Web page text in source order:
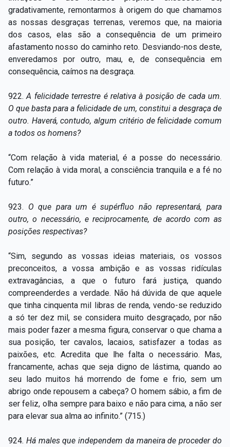
gradativamente, remontarmos à origem do que chamamos
as nossas desgraças terrenas, veremos que, na maioria
dos casos, elas são a consequência de um primeiro
afastamento nosso do caminho reto. Desviando-nos deste,
enveredamos por outro, mau, e, de consequência em
consequência, caímos na desgraça.
922. A felicidade terrestre é relativa à posição de cada um.
O que basta para a felicidade de um, constitui a desgraça de
outro. Haverá, contudo, algum critério de felicidade comum
a todos os homens?
“Com relação à vida material, é a posse do necessário.
Com relação à vida moral, a consciência tranquila e a fé no
futuro.”
923. O que para um é supérfluo não representará, para
outro, o necessário, e reciprocamente, de acordo com as
posições respectivas?
“Sim, segundo as vossas ideias materiais, os vossos
preconceitos, a vossa ambição e as vossas ridículas
extravagâncias, a que o futuro fará justiça, quando
compreenderdes a verdade. Não há dúvida de que aquele
que tinha cinquenta mil libras de renda, vendo-se reduzido
a só ter dez mil, se considera muito desgraçado, por não
mais poder fazer a mesma figura, conservar o que chama a
sua posição, ter cavalos, lacaios, satisfazer a todas as
paixões, etc. Acredita que lhe falta o necessário. Mas,
francamente, achas que seja digno de lástima, quando ao
seu lado muitos há morrendo de fome e frio, sem um
abrigo onde repousem a cabeça? O homem sábio, a fim de
ser feliz, olha sempre para baixo e não para cima, a não ser
para elevar sua alma ao infinito.” (715.)
924. Há males que independem da maneira de proceder do